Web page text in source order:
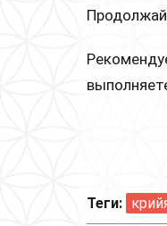
Теги: